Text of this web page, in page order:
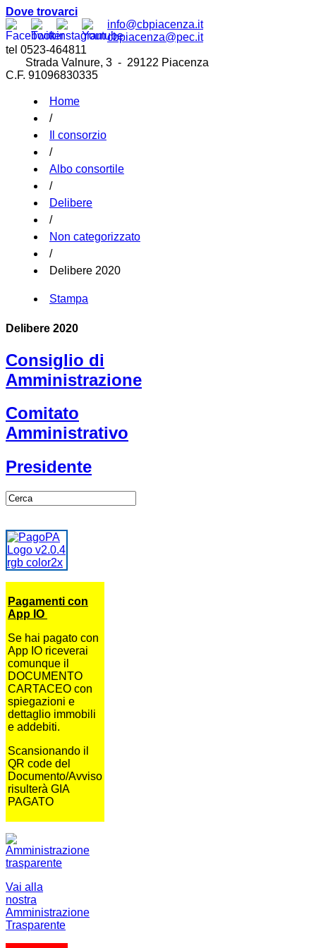
Dove trovarci
info@cbpiacenza.it
cbpiacenza@pec.it
tel 0523-464811
Strada Valnure, 3 - 29122 Piacenza
C.F. 91096830335
Home
/
Il consorzio
/
Albo consortile
/
Delibere
/
Non categorizzato
/
Delibere 2020
Stampa
Delibere 2020
Consiglio di
Amministrazione
Comitato
Amministrativo
Presidente
Pagamenti con
App IO
Se hai pagato con
App IO riceverai
comunque il
DOCUMENTO
CARTACEO con
spiegazioni e
dettaglio immobili
e addebiti.
Scansionando il
QR code del
Documento/Avviso
risulterà GIA
PAGATO
Vai alla
nostra
Amministrazione
Trasparente